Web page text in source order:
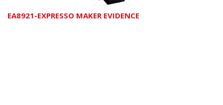
EA8921-EXPRESSO MAKER EVIDENCE